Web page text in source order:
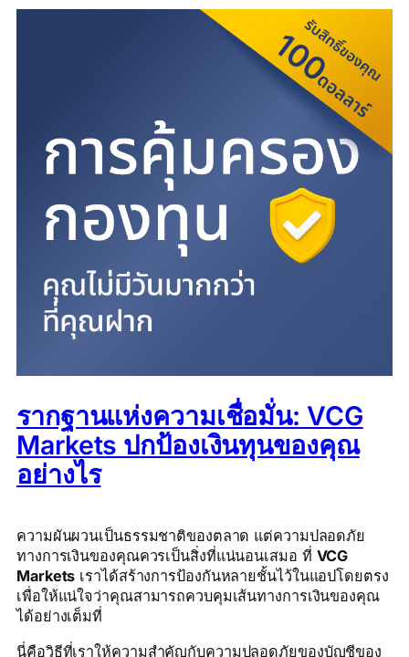
รากฐานแห่งความเชื่อมั่น: VCG
Markets ปกป้องเงินทุนของคุณ
อย่างไร
ความผันผวนเป็นธรรมชาติของตลาด แต่ความปลอดภัย
ทางการเงินของคุณควรเป็นสิ่งที่แน่นอนเสมอ ที่ VCG
Markets เราได้สร้างการป้องกันหลายชั้นไว้ในแอปโดยตรง
เพื่อให้แน่ใจว่าคุณสามารถควบคุมเส้นทางการเงินของคุณ
ได้อย่างเต็มที่
นี่คือวิธีที่เราให้ความสำคัญกับความปลอดภัยของบัญชีของ